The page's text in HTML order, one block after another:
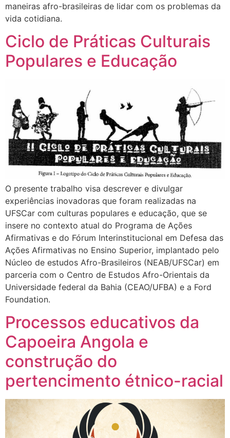
maneiras afro-brasileiras de lidar com os problemas da
vida cotidiana.
Ciclo de Práticas Culturais
Populares e Educação
O presente trabalho visa descrever e divulgar
experiências inovadoras que foram realizadas na
UFSCar com culturas populares e educação, que se
insere no contexto atual do Programa de Ações
Afirmativas e do Fórum Interinstitucional em Defesa das
Ações Afirmativas no Ensino Superior, implantado pelo
Núcleo de estudos Afro-Brasileiros (NEAB/UFSCar) em
parceria com o Centro de Estudos Afro-Orientais da
Universidade federal da Bahia (CEAO/UFBA) e a Ford
Foundation.
Processos educativos da
Capoeira Angola e
construção do
pertencimento étnico-racial